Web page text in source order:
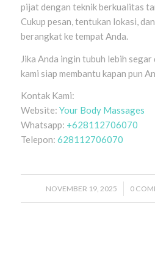
pijat dengan teknik berkualitas
Cukup pesan, tentukan lokasi,
berangkat ke tempat Anda.
Jika Anda ingin tubuh lebih
kami siap membantu kapan pun
Kontak Kami:
Website: Your Body Massages
Whatsapp: +628112706070
Telepon: 628112706070
NOVEMBER 19, 2025
/ 0 /